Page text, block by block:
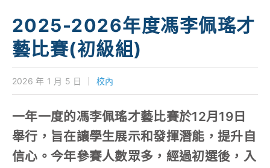
我們的成就
對外聯繫
聯絡我們
2025-2026年度馮李佩瑤才
藝比賽(初級組)
2026 年 1 月 5 日 校內
一年一度的馮李佩瑤才藝比賽於12月19日
舉行，旨在讓學生展示和發揮潛能，提升自
信心。今年參賽人數眾多，經過初選後，入